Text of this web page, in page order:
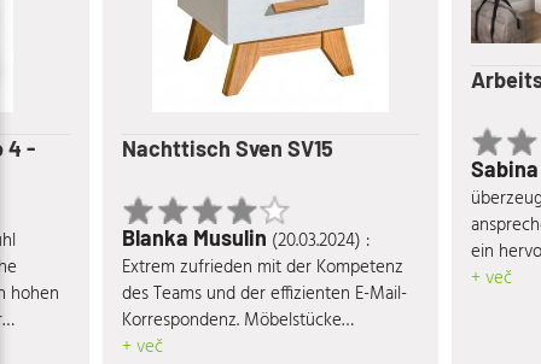
4 -
hohen
Nachttisch Sven SV15
Blanka Musulin (20.03.2024) :
Extrem zufrieden mit der Kompetenz
des Teams und der effizienten E-Mail-
Korrespondenz. Möbelstücke
entsprechen voll und ganz den
+ več
ein
+ več